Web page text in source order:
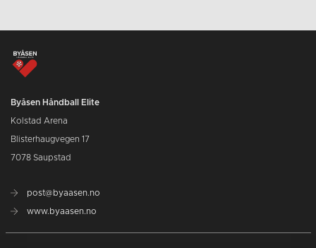
Byåsen Håndball Elite
Kolstad Arena
Blisterhaugvegen 17
7078 Saupstad
post@byaasen.no
www.byaasen.no